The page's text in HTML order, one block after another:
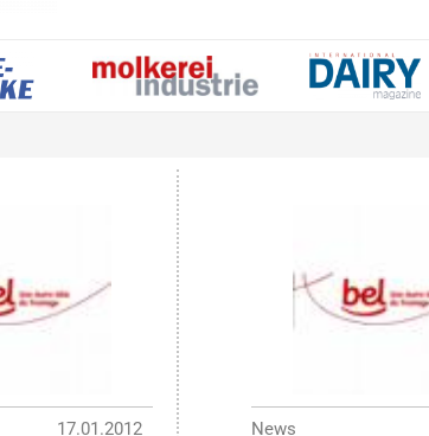
17.01.2012
News